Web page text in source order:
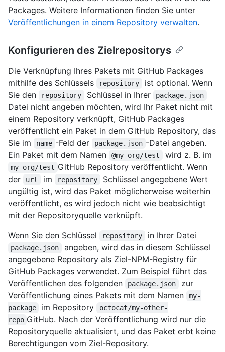
Packages. Weitere Informationen finden Sie unter
Veröffentlichungen in einem Repository verwalten.
Konfigurieren des Zielrepositorys
Die Verknüpfung Ihres Pakets mit GitHub Packages
mithilfe des Schlüssels
repository
ist optional. Wenn
Sie den
repository Schlüssel in Ihrer package.json
Datei nicht angeben möchten, wird Ihr Paket nicht mit
einem Repository verknüpft, GitHub Packages
veröffentlicht ein Paket in dem GitHub Repository, das
Sie im
name -Feld der package.json -Datei angeben.
Ein Paket mit dem Namen
@my-org/test wird z. B. im
my-org/test GitHub Repository veröffentlicht. Wenn
der
url im repository
Schlüssel angegebene Wert
ungültig ist, wird das Paket möglicherweise weiterhin
veröffentlicht, es wird jedoch nicht wie beabsichtigt
mit der Repositoryquelle verknüpft.
Wenn Sie den Schlüssel
repository in Ihrer Datei
package.json
angeben, wird das in diesem Schlüssel
angegebene Repository als Ziel-NPM-Registry für
GitHub Packages verwendet. Zum Beispiel führt das
Veröffentlichen des folgenden
package.json
zur
Veröffentlichung eines Pakets mit dem Namen
my-
package
im Repository
octocat/my-other-
repo GitHub. Nach der Veröffentlichung wird nur die
Repositoryquelle aktualisiert, und das Paket erbt keine
Berechtigungen vom Ziel-Repository.